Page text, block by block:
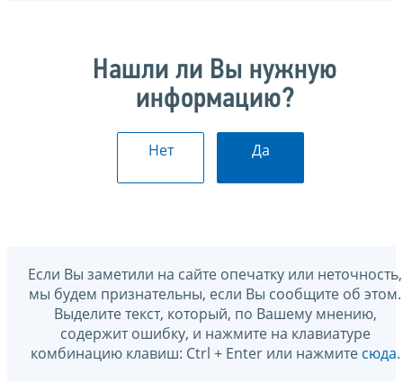
Нашли ли Вы нужную
информацию?
Нет Да
Если Вы заметили на сайте опечатку или неточность,
мы будем признательны, если Вы сообщите об этом.
Выделите текст, который, по Вашему мнению,
содержит ошибку, и нажмите на клавиатуре
комбинацию клавиш: Ctrl + Enter или нажмите сюда.